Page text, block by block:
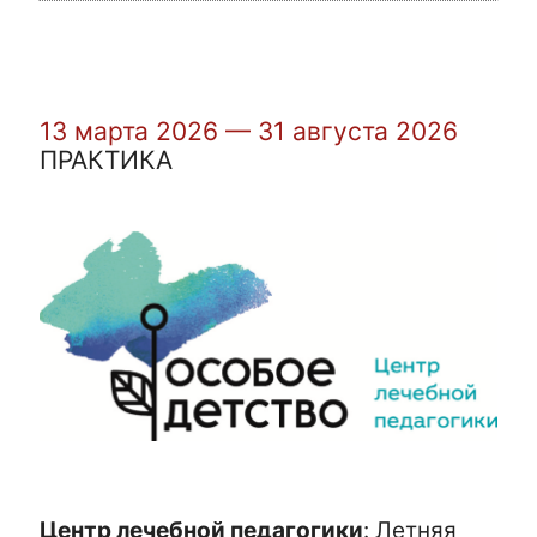
13 марта 2026 — 31 августа 2026
ПРАКТИКА
Центр лечебной педагогики: Летняя